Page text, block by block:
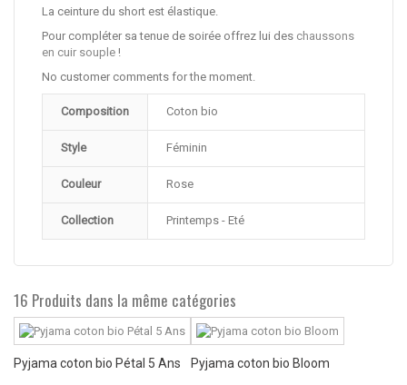
La ceinture du short est élastique.
Pour compléter sa tenue de soirée offrez lui des chaussons
en cuir souple !
No customer comments for the moment.
Composition Coton bio
Style Féminin
Couleur Rose
Collection Printemps - Eté
16 Produits dans la même catégories
Pyjama coton bio Pétal 5 Ans Pyjama coton bio Bloom